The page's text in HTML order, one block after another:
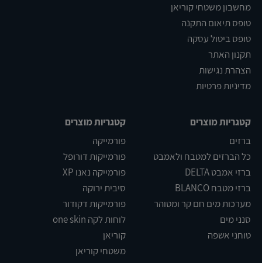
מחשבון משטחי קוריאן
טופס תיאום התקנה
טופס ביטול עסקה
תקנון האתר
הצהרת נגישות
מדיניות פרטיות
קטגריות מוצרים
ברזים
כל הברזים למטבח ולאמבט
ברזי אמבט DELTA
ברזי מטבח BLANCO
מערכות מים חם קר ומטוהר
סנני מים
טוחני אשפה
קטגריות מוצרים
פורמייקה
פורמייקות דורופל
פורמייקה נאנו XP
סיבית ירוקה
פורמייקות דקודור
לוחות לקה one skin
קוריאן
משטחי קוריאן